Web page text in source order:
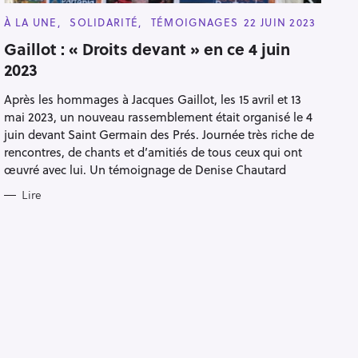
C
T
E
G
O
I
S
À LA UNE SOLIDARITÉ TÉMOIGNAGES 22 JUIN 2023
Gaillot : « Droits devant » en ce 4 juin
2023
Après les hommages à Jacques Gaillot, les 15 avril et 13
mai 2023, un nouveau rassemblement était organisé le 4
juin devant Saint Germain des Prés. Journée très riche de
rencontres, de chants et d’amitiés de tous ceux qui ont
œuvré avec lui. Un témoignage de Denise Chautard
Lire